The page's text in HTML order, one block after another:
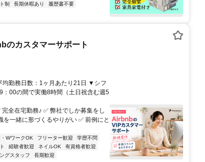
制 長期休暇あり
履歴書不要
カスタマーサポート
均勤務日数：1ヶ月あたり21日 ▼シフ
：00の間で実働8時間（土日祝含む週5
全在宅勤務♪ ✅ 弊社でしか募集をし
一緒に形づくるやりがい ✅ 前例にと
WワークOK フリーター歓迎
学歴不問
経験者歓迎 ネイルOK
有資格者歓迎
グスタッフ 長期歓迎